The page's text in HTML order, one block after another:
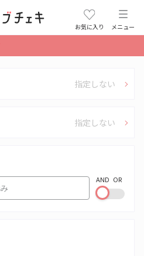
お気に入り メニュー
指定しない
指定しない
AND OR